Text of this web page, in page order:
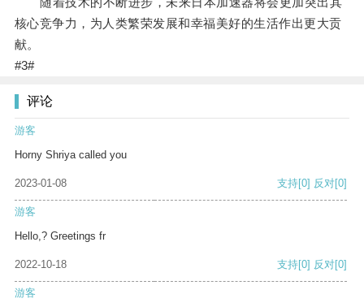
核心竞争力，为人类繁荣发展和幸福美好的生活作出更大贡
献。
#3#
评论
游客
Horny Shriya called you
2023-01-08 支持[0] 反对[0]
游客
Hello,? Greetings fr
2022-10-18 支持[0] 反对[0]
游客